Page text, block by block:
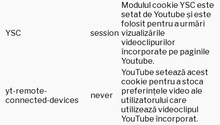
YSC session
Modulul cookie YSC este
setat de Youtube și este
folosit pentru a urmări
vizualizările
videoclipurilor
încorporate pe paginile
Youtube.
yt-remote-
connected-devices
never
YouTube setează acest
cookie pentru a stoca
preferințele video ale
utilizatorului care
utilizează videoclipul
YouTube încorporat.